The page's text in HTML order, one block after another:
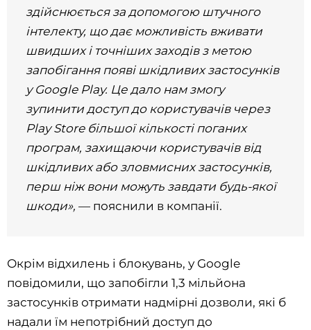
здійснюється за допомогою штучного
інтелекту, що дає можливість вживати
швидших і точніших заходів з метою
запобігання появі шкідливих застосунків
у Google Play. Це дало нам змогу
зупинити доступ до користувачів через
Play Store більшої кількості поганих
програм, захищаючи користувачів від
шкідливих або зловмисних застосунків,
перш ніж вони можуть завдати будь-якої
шкоди», — пояснили в компанії.
Окрім відхилень і блокувань, у Google
повідомили, що запобігли 1,3 мільйона
застосунків отримати надмірні дозволи, які б
надали їм непотрібний доступ до